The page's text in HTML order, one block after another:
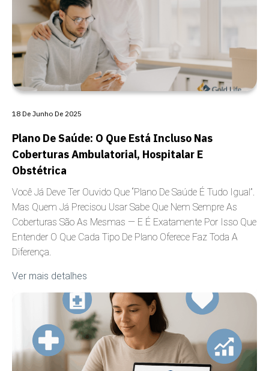
Plano De Saúde: O Que Está Incluso Nas
Coberturas Ambulatorial, Hospitalar E
Obstétrica
Você Já Deve Ter Ouvido Que “plano De Saúde É Tudo Igual”.
Mas Quem Já Precisou Usar Sabe Que Nem Sempre As
Coberturas São As Mesmas — E É Exatamente Por Isso Que
Entender O Que Cada Tipo De Plano Oferece Faz Toda A
Diferença.
Ver mais detalhes
18 De Junho De 2025